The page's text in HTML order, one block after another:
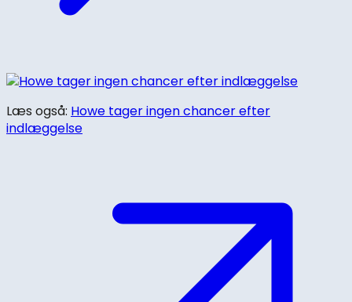
Læs også: Howe tager ingen chancer efter
indlæggelse